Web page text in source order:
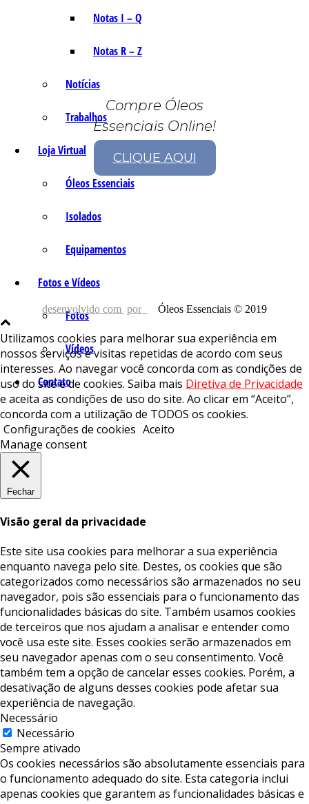
Notas I – Q
Notas R – Z
Notícias
Trabalhos
Loja Virtual
Óleos Essenciais
Isolados
Equipamentos
Fotos e Vídeos
Fotos
Vídeos
Contato
Compre Óleos
Essenciais Online!
CLIQUE AQUI
desenvolvido com por Óleos Essenciais © 2019
Utilizamos cookies para melhorar sua experiência em
nossos serviços e visitas repetidas de acordo com seus
interesses. Ao navegar você concorda com as condições de
uso do site e de cookies. Saiba mais Diretiva de Privacidade
e aceita as condições de uso do site. Ao clicar em “Aceito”,
concorda com a utilização de TODOS os cookies.
Configurações de cookies Aceito
Manage consent
Fechar
Visão geral da privacidade
Este site usa cookies para melhorar a sua experiência
enquanto navega pelo site. Destes, os cookies que são
categorizados como necessários são armazenados no seu
navegador, pois são essenciais para o funcionamento das
funcionalidades básicas do site. Também usamos cookies
de terceiros que nos ajudam a analisar e entender como
você usa este site. Esses cookies serão armazenados em
seu navegador apenas com o seu consentimento. Você
também tem a opção de cancelar esses cookies. Porém, a
desativação de alguns desses cookies pode afetar sua
experiência de navegação.
Necessário
Necessário
Sempre ativado
Os cookies necessários são absolutamente essenciais para
o funcionamento adequado do site. Esta categoria inclui
apenas cookies que garantem as funcionalidades básicas e